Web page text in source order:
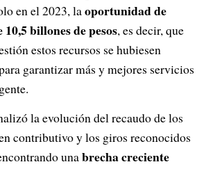
en el 2023, laoportunidad de
billones de pesos, es decir, que
estos recursos se hubiesen
garantizar más y mejores servicios
la evolución del recaudo de los
contributivo y los giros reconocidos
unabrecha creciente